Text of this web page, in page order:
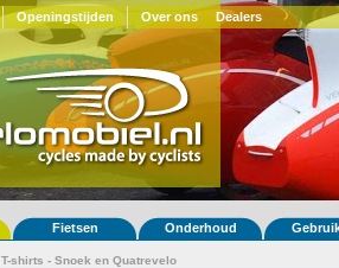
Openingstijden Over ons Dealers
Fietsen Onderhoud
T-shirts - Snoek en Quatrevelo